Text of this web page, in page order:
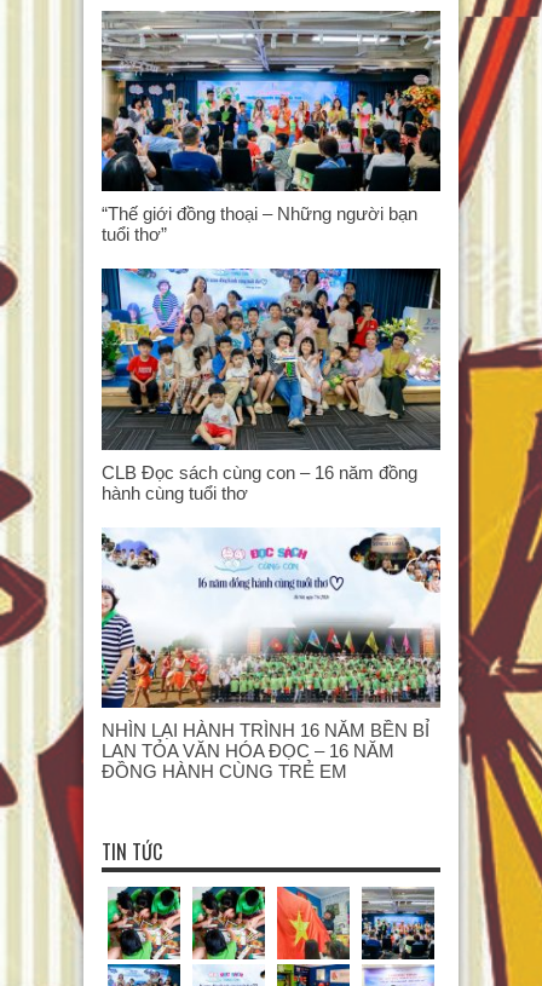
“Thế giới đồng thoại – Những người bạn
tuổi thơ”
CLB Đọc sách cùng con – 16 năm đồng
hành cùng tuổi thơ
NHÌN LẠI HÀNH TRÌNH 16 NĂM BỀN BỈ
LAN TỎA VĂN HÓA ĐỌC – 16 NĂM
ĐỒNG HÀNH CÙNG TRẺ EM
TIN TỨC